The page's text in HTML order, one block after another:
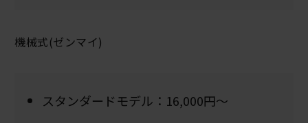
機械式(ゼンマイ)
スタンダードモデル：16,000円～